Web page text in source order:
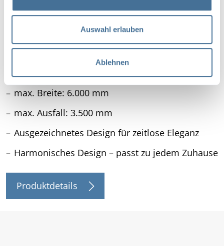
Auswahl erlauben
Ablehnen
Kassetten-Markise Terrea K55
max. Breite: 6.000 mm
max. Ausfall: 3.500 mm
Ausgezeichnetes Design für zeitlose Eleganz
Harmonisches Design – passt zu jedem Zuhause
Produktdetails